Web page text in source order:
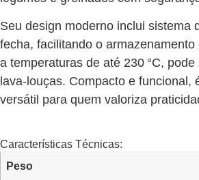
Seu design moderno inclui sistema
fecha, facilitando o
a temperaturas de até 230 °C,
lava-louças. Compacto e funcional,
versátil para quem valoriza
Características Técnicas:
Peso